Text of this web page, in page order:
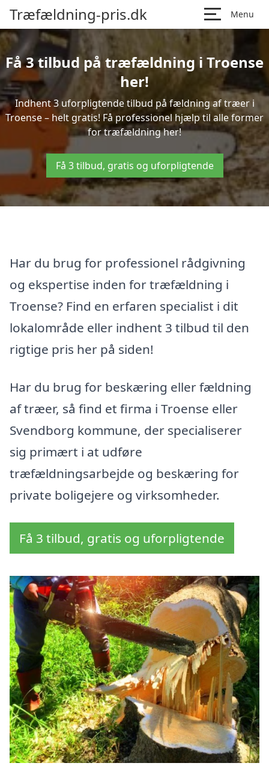
Træfældning-pris.dk Menu
Få 3 tilbud på træfældning i Troense
her!
Indhent 3 uforpligtende tilbud på fældning af træer i
Troense – helt gratis! Få professionel hjælp til alle former
for træfældning her!
Få 3 tilbud, gratis og uforpligtende
Har du brug for professionel rådgivning
og ekspertise inden for træfældning i
Troense? Find en erfaren specialist i dit
lokalområde eller indhent 3 tilbud til den
rigtige pris her på siden!
Har du brug for beskæring eller fældning
af træer, så find et firma i Troense eller
Svendborg kommune, der specialiserer
sig primært i at udføre
træfældningsarbejde og beskæring for
private boligejere og virksomheder.
Få 3 tilbud, gratis og uforpligtende